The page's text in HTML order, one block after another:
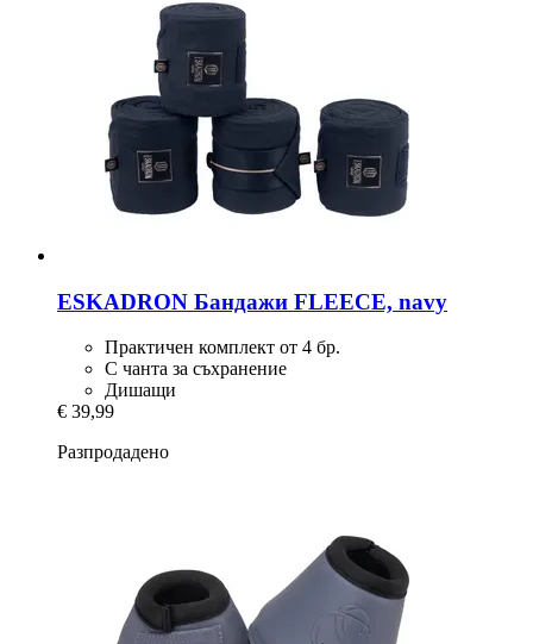
ESKADRON Бандажи FLEECE, navy
Практичен комплект от 4 бр.
С чанта за съхранение
Дишащи
€ 39,99
Разпродадено